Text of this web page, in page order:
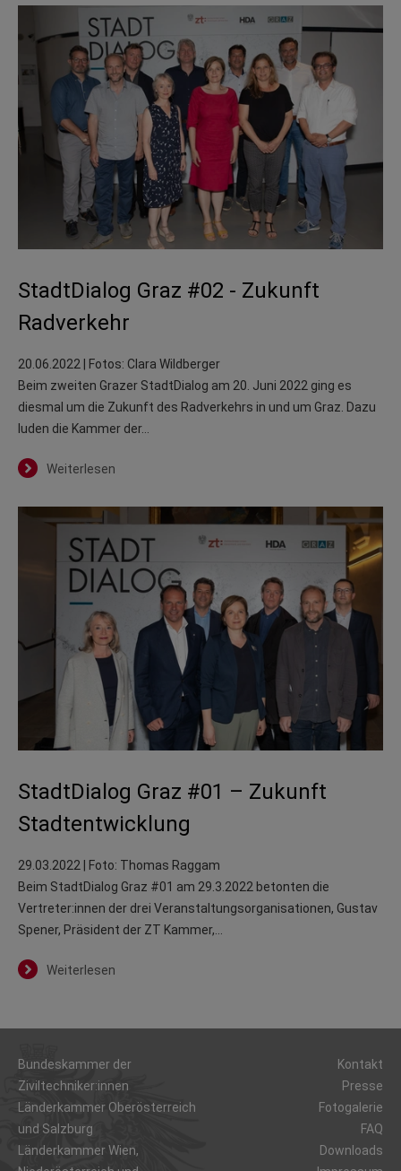
StadtDialog Graz #02 - Zukunft
Radverkehr
20.06.2022
| Fotos: Clara Wildberger
Beim zweiten Grazer StadtDialog am 20. Juni 2022 ging es
diesmal um die Zukunft des Radverkehrs in und um Graz. Dazu
luden die Kammer der…
Weiterlesen
StadtDialog Graz #01 – Zukunft
Stadtentwicklung
29.03.2022
| Foto: Thomas Raggam
Beim StadtDialog Graz #01 am 29.3.2022 betonten die
Vertreter:innen der drei Veranstaltungsorganisationen, Gustav
Spener, Präsident der ZT Kammer,…
Weiterlesen
Bundeskammer der
Ziviltechniker:innen
Länderkammer Oberösterreich
und Salzburg
Länderkammer Wien,
Kontakt
Presse
Fotogalerie
FAQ
Downloads